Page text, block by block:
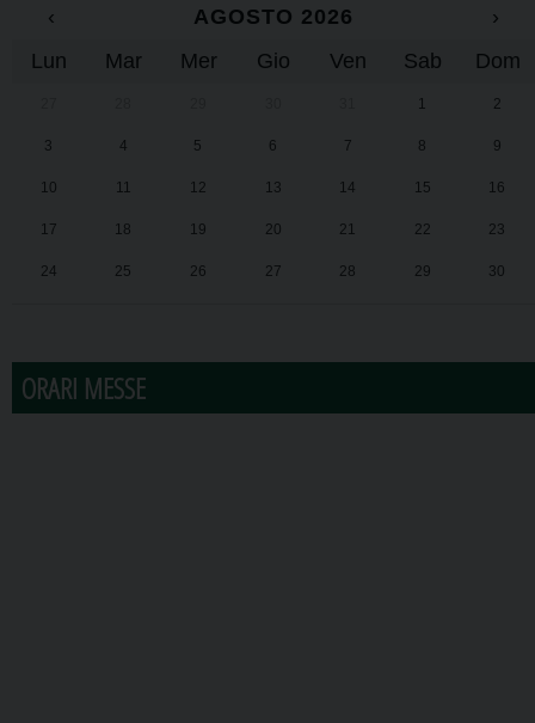
‹ AGOSTO 2026
›
Lun
Mar Mer Gio Ven Sab Dom
1 2
3 4 5 6 7 8 9
10 11 12 13 14 15 16
17 18 19 20 21 22 23
24 25 26 27 28 29 30
ORARI MESSE